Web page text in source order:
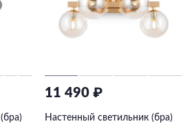
11 490 ₽
Настенный светильник (бра)